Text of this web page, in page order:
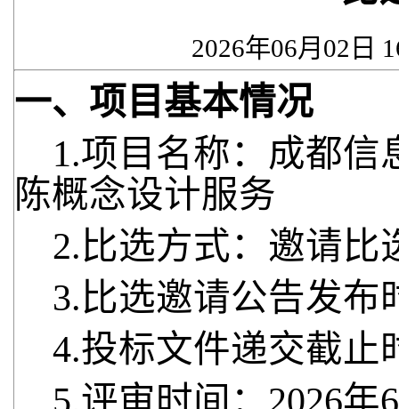
2026年06月02日
一、项目基本情况
1.项目名称：成都
陈概念设计服务
2.比选方式：邀请比
3.比选邀请公告发布
4.投标文件递交截止